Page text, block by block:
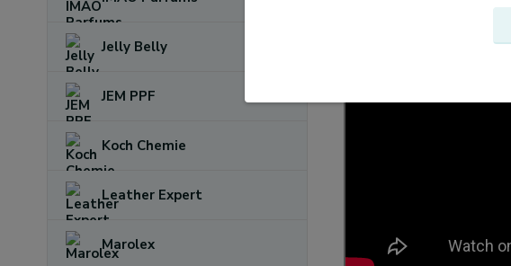
Jelly Belly
JEM PPF
Koch Chemie
Leather Expert
Marolex